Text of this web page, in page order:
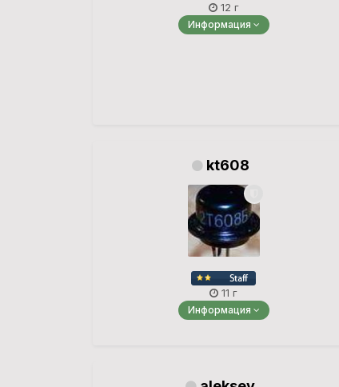
12 г
Информация
kt608
11 г
Информация